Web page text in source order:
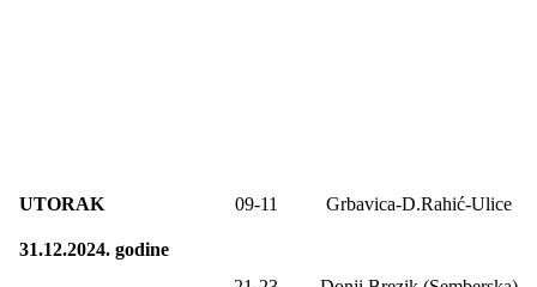
UTORAK
31.12.2024. godine
09-11 Grbavica-D.Rahić-Ulice